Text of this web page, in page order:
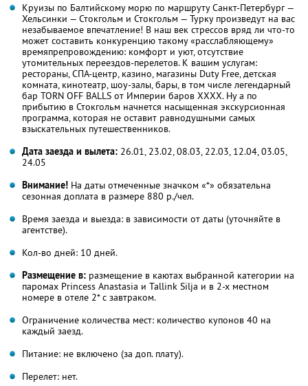
Круизы по Балтийскому морю по маршруту Санкт-Петербург —
Хельсинки — Стокгольм и Стокгольм — Турку произведут на вас
незабываемое впечатление! В наш век стрессов вряд ли что-то
может составить конкуренцию такому «расслабляющему»
времяпрепровождению: комфорт и уют, отсутствие
утомительных переездов-перелетов. К вашим услугам:
рестораны, СПА-центр, казино, магазины Duty Free, детская
комната, кинотеатр, шоу-залы, бары, в том числе легендарный
бар TORN OFF BALLS от Империи баров ХХХХ. Ну а по
прибытию в Стокгольм начнется насыщенная экскурсионная
программа, которая не оставит равнодушными самых
взыскательных путешественников.
Дата заезда и вылета: 26.01, 23.02, 08.03, 22.03, 12.04, 03.05,
24.05
Внимание! На даты отмеченные значком «*» обязательна
сезонная доплата в размере 880 р./чел.
Время заезда и выезда: в зависимости от даты (уточняйте в
агентстве).
Кол-во дней: 10 дней.
Размещение в: размещение в каютах выбранной категории на
паромах Princess Anastasia и Tallink Silja и в 2-х местном
номере в отеле 2* с завтраком.
Ограничение количества мест: количество купонов 40 на
каждый заезд.
Питание: не включено (за доп. плату).
Перелет: нет.